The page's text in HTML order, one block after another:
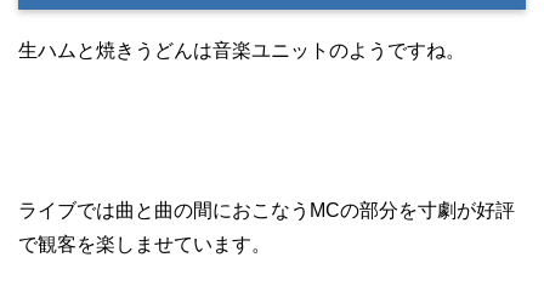
生ハムと焼きうどんは音楽ユニットのようですね。
ライブでは曲と曲の間におこなうMCの部分を寸劇が好評
で観客を楽しませています。